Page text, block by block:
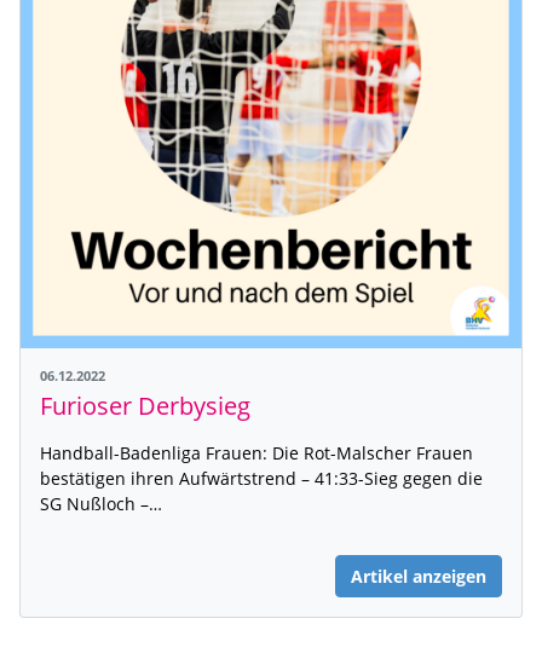
06.12.2022
Furioser Derbysieg
Handball-Badenliga Frauen: Die Rot-Malscher Frauen
bestätigen ihren Aufwärtstrend – 41:33-Sieg gegen die
SG Nußloch –…
Artikel anzeigen